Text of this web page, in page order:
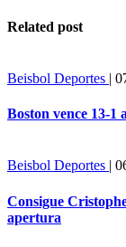
Related post
Beisbol Deportes |
Boston vence 13-1
Beisbol Deportes |
Consigue
apertura